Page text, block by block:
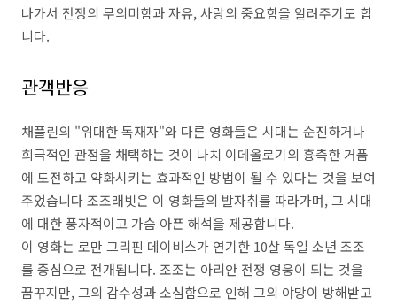
나가서 전쟁의 무의미함과 자유, 사랑의 중요함을 알려주기도 합
니다.
관객반응
채플린의 "위대한 독재자"와 다른 영화들은 시대는 순진하거나
희극적인 관점을 채택하는 것이 나치 이데올로기의 흉측한 거품
에 도전하고 약화시키는 효과적인 방법이 될 수 있다는 것을 보여
주었습니다 조조래빗은 이 영화들의 발자취를 따라가며, 그 시대
에 대한 풍자적이고 가슴 아픈 해석을 제공합니다.
이 영화는 로만 그리핀 데이비스가 연기한 10살 독일 소년 조조
를 중심으로 전개됩니다. 조조는 아리안 전쟁 영웅이 되는 것을
꿈꾸지만, 그의 감수성과 소심함으로 인해 그의 야망이 방해받고